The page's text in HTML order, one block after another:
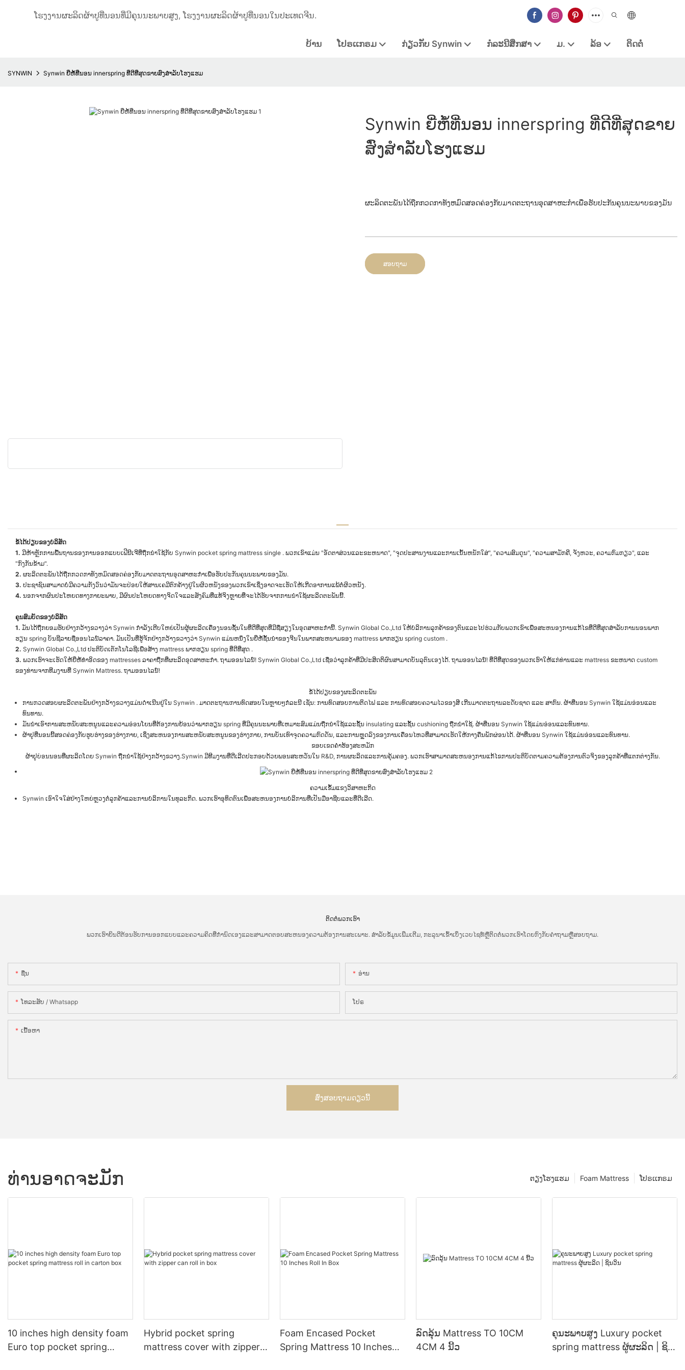
ໂຮງງານຜະລິດຜ້າປູທີ່ນອນທີ່ມີຄຸນນະພາບສູງ, ໂຮງງານຜະລິດຜ້າປູທີ່ນອນໃນປະເທດຈີນ.
ບ້ານ ໂປຣເເກຣມ ກ່ຽວກັບ Synwin ກໍລະນີສຶກສາ ມ. ລ້ອ ຕິດຕໍ່
SYNWIN Synwin ຍີ່ຫໍ້ທີ່ນອນ innerspring ທີ່ດີທີ່ສຸດຂາຍສົ່ງສໍາລັບໂຮງແຮມ
Synwin ຍີ່ຫໍ້ທີ່ນອນ innerspring ທີ່ດີທີ່ສຸດຂາຍ
ສົ່ງສໍາລັບໂຮງແຮມ
ຜະລິດຕະພັນໄດ້ຖືກກວດກາທັງຫມົດສອດຄ່ອງກັບມາດຕະຖານອຸດສາຫະກໍາເພື່ອຮັບປະກັນຄຸນນະພາບຂອງມັນ
ສອບຖາມ
ຂໍ້ໄດ້ປຽບຂອງບໍລິສັດ
1. ມີຫ້າຫຼັກການພື້ນຖານຂອງການອອກແບບເຟີນີເຈີທີ່ຖືກນໍາໃຊ້ກັບ Synwin pocket spring mattress single . ພວກເຂົາແມ່ນ "ອັດຕາສ່ວນແລະຂະຫນາດ", "ຈຸດປະສານງານແລະການເນັ້ນຫນັກໃສ່", "ຄວາມສົມດູນ", "ຄວາມສາມັກຄີ, ຈັງຫວະ, ຄວາມກົມກຽວ", ແລະ
"ກົງກັນຂ້າມ".
2. ຜະລິດຕະພັນໄດ້ຖືກກວດກາທັງຫມົດສອດຄ່ອງກັບມາດຕະຖານອຸດສາຫະກໍາເພື່ອຮັບປະກັນຄຸນນະພາບຂອງມັນ.
3. ປະຊາຊົນສາມາດບໍ່ມີຄວາມກັງວົນວ່າມັນຈະປ່ອຍໃຫ້ສານເຄມີຕົກຄ້າງຢູ່ໃນຜິວຫນັງຂອງພວກເຂົາເຊິ່ງອາດຈະເຮັດໃຫ້ເກີດອາການແພ້ຕໍ່ຜິວຫນັງ.
4. ນອກຈາກຜົນປະໂຫຍດທາງກາຍະພາບ, ມີຜົນປະໂຫຍດທາງຈິດໃຈແລະສັງຄົມທີ່ແທ້ຈິງຫຼາຍທີ່ຈະໄດ້ຮັບຈາກການນໍາໃຊ້ຜະລິດຕະພັນນີ້.
ຄຸນສົມບັດຂອງບໍລິສັດ
1. ມັນໄດ້ຖືກຍອມຮັບຢ່າງກວ້າງຂວາງວ່າ Synwin ກໍາລັງເຕີບໃຫຍ່ເປັນຜູ້ຜະລິດເຄື່ອງນອນຊັ້ນໃນທີ່ດີທີ່ສຸດທີ່ມີຊື່ສຽງໃນອຸດສາຫະກໍານີ້. Synwin Global Co.,Ltd ໃຫ້ບໍລິການລູກຄ້າຂອງຕົນແລະໄປຮ່ວມກັບພວກເຂົາເພື່ອສະຫນອງການແກ້ໄຂທີ່ດີທີ່ສຸດສໍາລັບການນອນພາກ
ຮຽນ spring ບັນຊີລາຍຊື່ອອນໄລນ໌ລາຄາ. ມັນເປັນທີ່ຮູ້ຈັກຢ່າງກວ້າງຂວາງວ່າ Synwin ແມ່ນຫນຶ່ງໃນຍີ່ຫໍ້ຊັ້ນນໍາຂອງຈີນໃນພາກສະຫນາມຂອງ mattress ພາກຮຽນ spring custom .
2. Synwin Global Co.,Ltd ປະຕິບັດເຕັກໂນໂລຊີເພື່ອສ້າງ mattress ພາກຮຽນ spring ທີ່ດີທີ່ສຸດ .
3. ພວກເຮົາຈະເຮັດໃຫ້ຍີ່ຫໍ້ທໍາອິດຂອງ mattresses ລາຄາຖືກທີ່ຜະລິດອຸດສາຫະກໍາ. ຖາມອອນໄລນ໌! Synwin Global Co.,Ltd ເຊື່ອວ່າລູກຄ້າທີ່ມີປະສິດຕິຜົນສາມາດບັນລຸຕົນເອງໄດ້. ຖາມອອນໄລນ໌! ທີ່ດີທີ່ສຸດຂອງພວກເຮົາໃຫ້ແກ່ທ່ານແລະ mattress ຂະຫນາດ custom
ຂອງທ່ານຈາກທີມງານທີ່ Synwin Mattress. ຖາມອອນໄລນ໌!
ຂໍ້ໄດ້ປຽບຂອງຜະລິດຕະພັນ
ການກວດສອບຜະລິດຕະພັນຢ່າງກວ້າງຂວາງແມ່ນດໍາເນີນຢູ່ໃນ Synwin . ມາດຕະຖານການທົດສອບໃນຫຼາຍໆກໍລະນີ ເຊັ່ນ: ການທົດສອບການຕິດໄຟ ແລະ ການທົດສອບຄວາມໄວຂອງສີ ເກີນມາດຕະຖານລະດັບຊາດ ແລະ ສາກົນ. ຜ້າທີ່ນອນ Synwin ໃຊ້ແມ່ນອ່ອນແລະ
ທົນທານ.
ມັນນໍາເອົາການສະຫນັບສະຫນູນແລະຄວາມອ່ອນໂຍນທີ່ຕ້ອງການຍ້ອນວ່າພາກຮຽນ spring ທີ່ມີຄຸນນະພາບທີ່ເຫມາະສົມແມ່ນຖືກນໍາໃຊ້ແລະຊັ້ນ insulating ແລະຊັ້ນ cushioning ຖືກນໍາໃຊ້. ຜ້າທີ່ນອນ Synwin ໃຊ້ແມ່ນອ່ອນແລະທົນທານ.
ຜ້າປູທີ່ນອນນີ້ສອດຄ່ອງກັບຮູບຮ່າງຂອງຮ່າງກາຍ, ເຊິ່ງສະຫນອງການສະຫນັບສະຫນູນຂອງຮ່າງກາຍ, ການບັນເທົາຈຸດຄວາມກົດດັນ, ແລະການຫຼຸດລົງຂອງການເຄື່ອນໄຫວທີ່ສາມາດເຮັດໃຫ້ກາງຄືນພັກຜ່ອນໄດ້. ຜ້າທີ່ນອນ Synwin ໃຊ້ແມ່ນອ່ອນແລະທົນທານ.
ຂອບເຂດຄໍາຮ້ອງສະຫມັກ
ຜ້າປູບ່ອນນອນທີ່ຜະລິດໂດຍ Synwin ຖືກນໍາໃຊ້ຢ່າງກວ້າງຂວາງ.Synwin ມີທີມງານທີ່ດີເລີດປະກອບດ້ວຍພອນສະຫວັນໃນ R&D, ການຜະລິດແລະການຄຸ້ມຄອງ. ພວກເຮົາສາມາດສະຫນອງການແກ້ໄຂການປະຕິບັດຕາມຄວາມຕ້ອງການຕົວຈິງຂອງລູກຄ້າທີ່ແຕກຕ່າງກັນ.
ຄວາມເຂັ້ມແຂງວິສາຫະກິດ
Synwin ເອົາໃຈໃສ່ຢ່າງໃຫຍ່ຫຼວງຕໍ່ລູກຄ້າແລະການບໍລິການໃນທຸລະກິດ. ພວກເຮົາອຸທິດຕົນເພື່ອສະຫນອງການບໍລິການທີ່ເປັນມືອາຊີບແລະທີ່ດີເລີດ.
ຕິດ​ຕໍ່​ພວກ​ເຮົາ
ພວກເຮົາຍິນດີຕ້ອນຮັບການອອກແບບແລະຄວາມຄິດທີ່ກໍານົດເອງແລະສາມາດຕອບສະຫນອງຄວາມຕ້ອງການສະເພາະ. ສໍາລັບຂໍ້ມູນເພີ່ມເຕີມ, ກະລຸນາເຂົ້າເບິ່ງເວບໄຊທ໌ຫຼືຕິດຕໍ່ພວກເຮົາໂດຍກົງກັບຄໍາຖາມຫຼືສອບຖາມ.
ຊື່ນ ອ່ານ
ໂທລະສັບ / Whatsapp ໂປຣ
ເນື້ອຫາ
ສົ່ງສອບຖາມດຽວນີ້
ທ່ານອາດຈະມັກ ໂປຣເເກຣມ
Foam Mattress
ຕຽງໂຮງແຮມ
10 inches high density foam
Euro top pocket spring
Hybrid pocket spring
mattress cover with zipper
Foam Encased Pocket
Spring Mattress 10 Inches
ລົດລຸ້ນ Mattress TO 10CM
4CM 4 ນີ້ວ
ຄຸນະພາບສູງ Luxury pocket
spring mattress ຜູ້ຜະລິດ | ຊິນ